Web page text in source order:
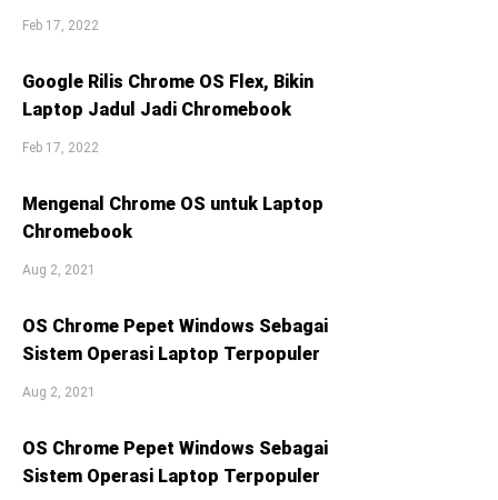
Feb 17, 2022
Google Rilis Chrome OS Flex, Bikin
Laptop Jadul Jadi Chromebook
Feb 17, 2022
Mengenal Chrome OS untuk Laptop
Chromebook
Aug 2, 2021
OS Chrome Pepet Windows Sebagai
Sistem Operasi Laptop Terpopuler
Aug 2, 2021
OS Chrome Pepet Windows Sebagai
Sistem Operasi Laptop Terpopuler